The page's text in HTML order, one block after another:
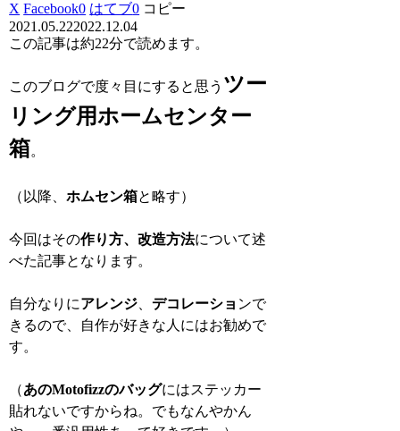
X Facebook0 はてブ0 コピー
2021.05.222022.12.04
この記事は約22分で読めます。
このブログで度々目にすると思う ツー
リング用ホームセンター
箱。
（以降、ホムセン箱と略す）
今回はその作り方、改造方法について述
べた記事となります。
自分なりにアレンジ 、デコレーショ ンで
きるので、自作が好きな人にはお勧めで
す。
（あのMotofizzのバッグにはステッカー
貼れないですからね。でもなんやかん